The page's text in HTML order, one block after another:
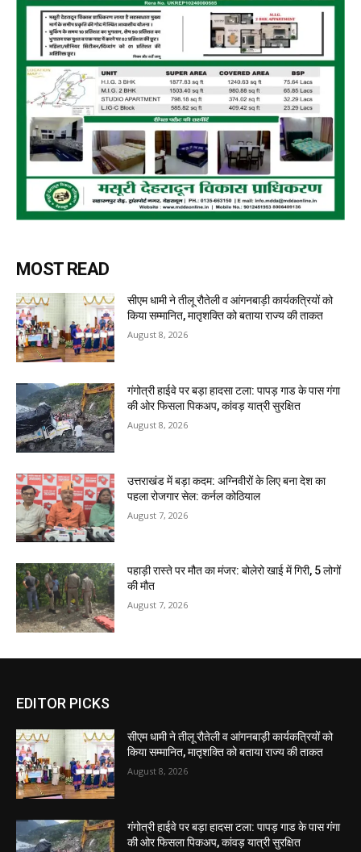
MOST READ
सीएम धामी ने तीलू रौतेली व आंगनबाड़ी कार्यकत्रियों को
किया सम्मानित, मातृशक्ति को बताया राज्य की ताकत
August 8, 2026
गंगोत्री हाईवे पर बड़ा हादसा टला: पापड़ गाड के पास गंगा
की ओर फिसला पिकअप, कांवड़ यात्री सुरक्षित
August 8, 2026
उत्तराखंड में बड़ा कदम: अग्निवीरों के लिए बना देश का
पहला रोजगार सेल: कर्नल कोठियाल
August 7, 2026
पहाड़ी रास्ते पर मौत का मंजर: बोलेरो खाई में गिरी, 5 लोगों
की मौत
August 7, 2026
EDITOR PICKS
सीएम धामी ने तीलू रौतेली व आंगनबाड़ी कार्यकत्रियों को
किया सम्मानित, मातृशक्ति को बताया राज्य की ताकत
August 8, 2026
गंगोत्री हाईवे पर बड़ा हादसा टला: पापड़ गाड के पास गंगा
की ओर फिसला पिकअप, कांवड़ यात्री सुरक्षित